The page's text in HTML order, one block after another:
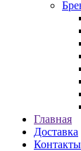
Главная
Доставка
Контакты